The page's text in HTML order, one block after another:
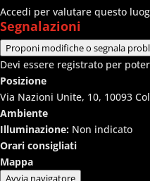
Accedi per valutare questo
Segnalazioni
Proponi modifiche o segnala
Devi essere registrato per
Posizione
Via Nazioni Unite, 10, 10093
Ambiente
Illuminazione: Non indicato
Orari consigliati
Mappa
Avvia navigatore